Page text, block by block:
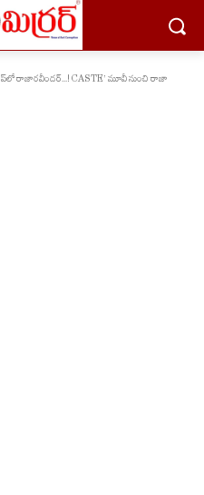
రాజార‌వీంద‌ర్...! CASTE’ మూవీ నుంచి రాజా